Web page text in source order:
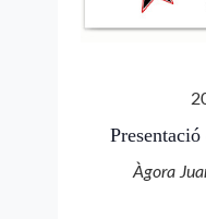
Àgora